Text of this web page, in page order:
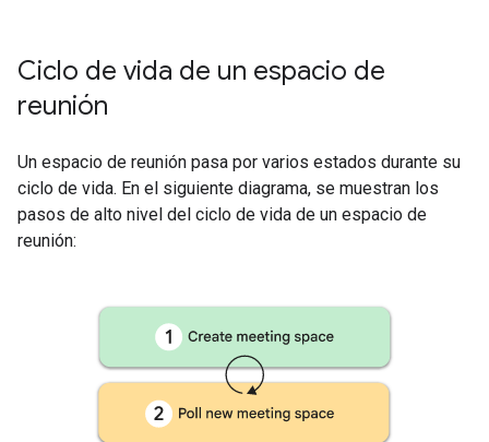
Ciclo de vida de un espacio de
reunión
Un espacio de reunión pasa por varios estados durante su
ciclo de vida. En el siguiente diagrama, se muestran los
pasos de alto nivel del ciclo de vida de un espacio de
reunión: